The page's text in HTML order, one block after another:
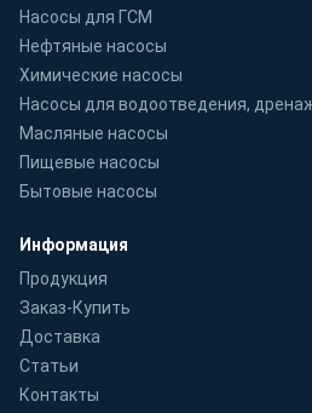
Насосы для ГСМ
Нефтяные насосы
Химические насосы
Насосы для водоотведения,
Масляные насосы
Пищевые насосы
Бытовые насосы
Информация
Продукция
Заказ-Купить
Доставка
Статьи
Контакты